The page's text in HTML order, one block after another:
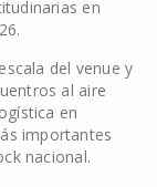
en
del venue y
al aire
en
importantes
nacional.